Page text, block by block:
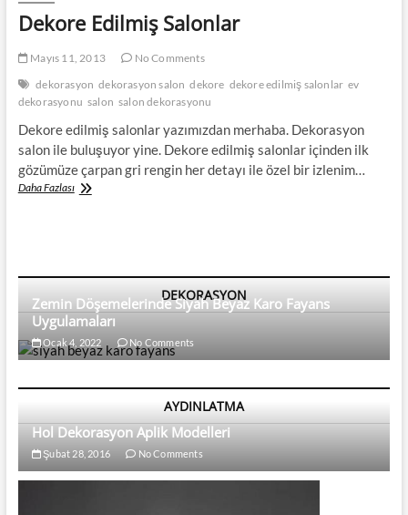
Dekore Edilmiş Salonlar
Mayıs 11, 2013
No Comments
dekorasyon dekorasyon salon dekore dekore edilmiş salonlar ev
dekorasyonu salon salon dekorasyonu
Dekore edilmiş salonlar yazımızdan merhaba. Dekorasyon
salon ile buluşuyor yine. Dekore edilmiş salonlar içinden ilk
gözümüze çarpan gri rengin her detayı ile özel bir izlenim…
Daha FazlasıDekore
DEKORASYON
Zemin Döşemelerinde Siyah Beyaz Karo Fayans
Uygulamaları
Ocak 4, 2022 No Comments
AYDINLATMA
Hol Dekorasyon Aplik Modelleri
Şubat 28, 2016 No Comments